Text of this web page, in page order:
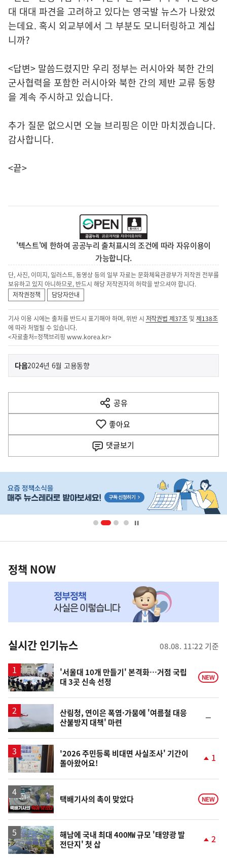
대 대대 파견을 고려하고 있다는 영국발 뉴스가 나왔었
는데요. 혹시 외교부에서 그 부분도 모니터링하고 계십
니까?
<답변> 말씀드렸지만 우리 정부는 러시아와 북한 간의
군사협력을 포함한 러시아와 북한 간의 제반 교류 동향
을 계속 주시하고 있습니다.
추가 질문 없으시면 오늘 브리핑은 이만 마치겠습니다.
감사합니다.
<끝>
'텍스트'에 한하여 공공누리 출처표시의 조건에 따라 자유이용이
가능합니다.
단, 사진, 이미지, 일러스트, 동영상 등의 일부 자료는 문화체육관광부가 저작권 전부를
보유하고 있지 아니하므로, 반드시 해당 저작권자의 허락을 받으셔야 합니다.
저작권정책
담당자안내
기사 이용 시에는 출처를 반드시 표기해야 하며, 위반 시 저작권법 제37조 및제138조
에 따라 처벌될 수 있습니다.
<자료출처=정책브리핑 www.korea.kr>
이
전
다
음
다음기
2024년 6월 고용동향
공유
열
기
좋아요
댓글보기
단
영
책
NOW,
뉴
스
정책 NOW
실시간 인기뉴스 08.08. 11:22 기준
'서울대 10개 만들기' 본격화…거점 국립
대 3곳 신속 선정
NEW
산림청, 연이은 폭염·가뭄에 '여름철 대응
산불방지 대책' 마련
일
'2026 주민등록 비대면 사실조사' 기간이
돌아왔어요!
상
승
1
영
상
택배기사의 촉이 맞았다 NEW
해남에 국내 최대 400㎿ 규모 '태양광 발
전단지' 첫 삽
2